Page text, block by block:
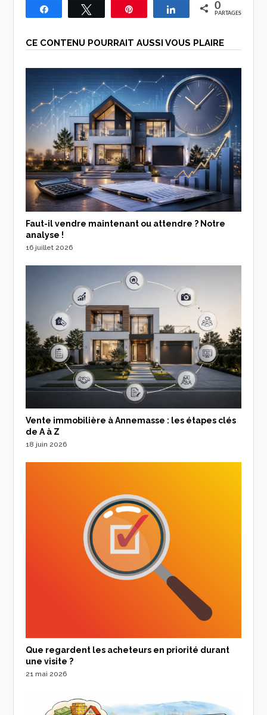
Partagez Tweetez Épingle Partagez0
PARTAGES
CE CONTENU POURRAIT AUSSI VOUS PLAIRE
Faut-il vendre maintenant ou attendre ? Notre
analyse !
16 juillet 2026
Vente immobilière à Annemasse : les étapes clés
de A à Z
18 juin 2026
Que regardent les acheteurs en priorité durant
une visite ?
21 mai 2026